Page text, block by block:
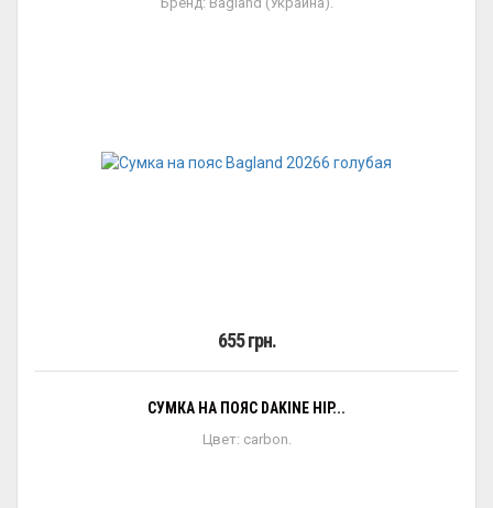
655 грн.
СУМКА НА ПОЯС DAKINE HIP...
Цвет: carbon.